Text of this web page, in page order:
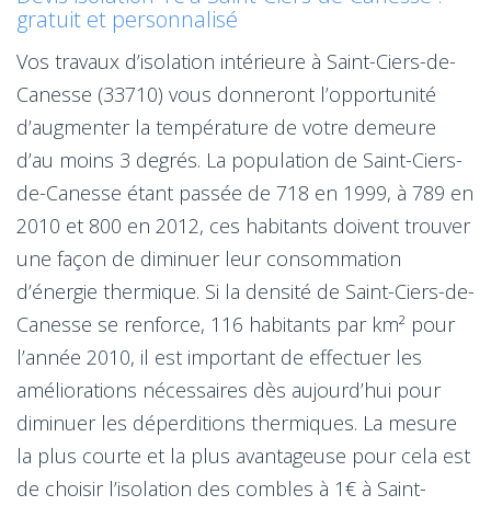
gratuit et personnalisé
Vos travaux d’isolation intérieure à Saint-Ciers-de-
Canesse (33710) vous donneront l’opportunité
d’augmenter la température de votre demeure
d’au moins 3 degrés. La population de Saint-Ciers-
de-Canesse étant passée de 718 en 1999, à 789 en
2010 et 800 en 2012, ces habitants doivent trouver
une façon de diminuer leur consommation
d’énergie thermique. Si la densité de Saint-Ciers-de-
Canesse se renforce, 116 habitants par km² pour
l’année 2010, il est important de effectuer les
améliorations nécessaires dès aujourd’hui pour
diminuer les déperditions thermiques. La mesure
la plus courte et la plus avantageuse pour cela est
de choisir l’isolation des combles à 1€ à Saint-